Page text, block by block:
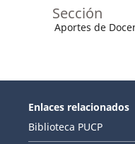
Sección
Aportes de
Enlaces relacionados
Biblioteca PUCP